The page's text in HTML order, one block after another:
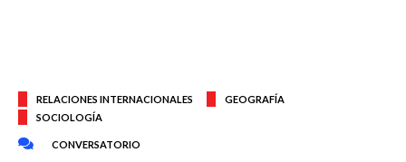
RELACIONES INTERNACIONALES
GEOGRAFÍA
SOCIOLOGÍA
CONVERSATORIO